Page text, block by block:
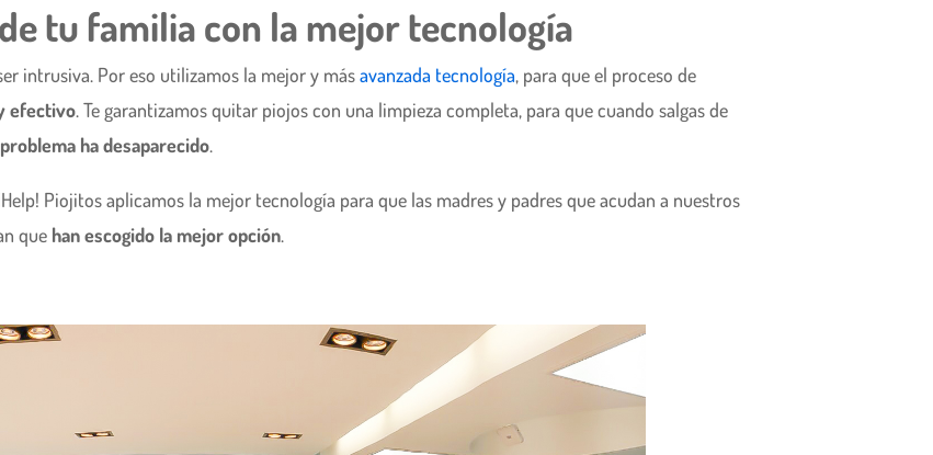
tu familia con la mejor tecnología
intrusiva. Por eso utilizamos la mejor y másavanzada tecnología, para que el proceso de
efectivo. Te garantizamos quitar piojos con una limpieza completa, para que cuando salgas de
ha desaparecido.
Piojitos aplicamos la mejor tecnología para que las madres y padres que acudan a nuestros
que han escogido la mejor opción.